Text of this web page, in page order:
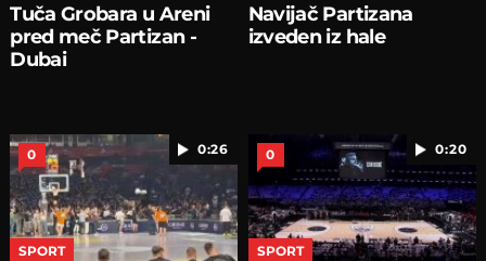
Tuča Grobara u Areni
pred meč Partizan -
Dubai
Navijač Partizana
izveden iz hale
0:26
0
SPORT
0:20
0
SPORT